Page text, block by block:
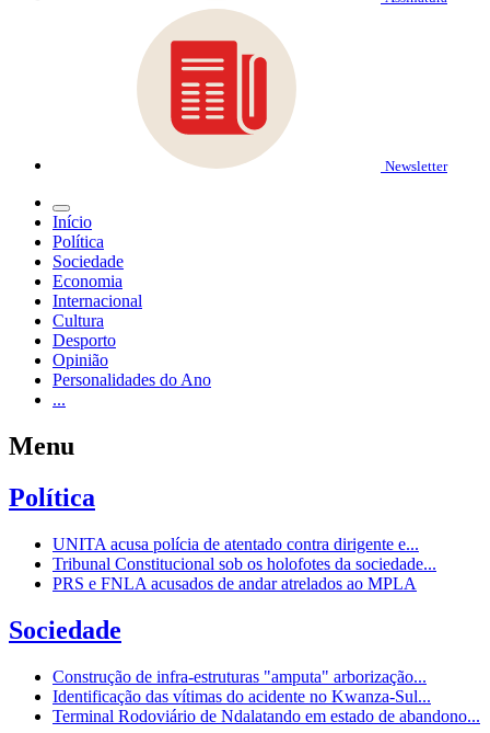
Newsletter
Início
Política
Sociedade
Economia
Internacional
Cultura
Desporto
Opinião
Personalidades do Ano
...
Menu
Política
UNITA acusa polícia de atentado contra dirigente e...
Tribunal Constitucional sob os holofotes da sociedade...
PRS e FNLA acusados de andar atrelados ao MPLA
Sociedade
Construção de infra-estruturas "amputa" arborização...
Identificação das vítimas do acidente no Kwanza-Sul...
Terminal Rodoviário de Ndalatando em estado de abandono...